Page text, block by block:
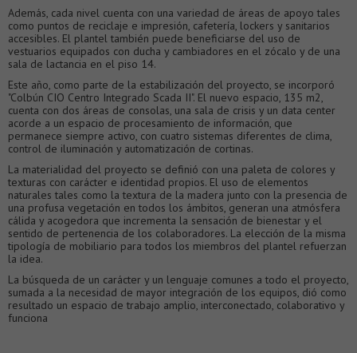
Además, cada nivel cuenta con una variedad de áreas de apoyo tales
como puntos de reciclaje e impresión, cafetería, lockers y sanitarios
accesibles. El plantel también puede beneficiarse del uso de
vestuarios equipados con ducha y cambiadores en el zócalo y de una
sala de lactancia en el piso 14.
Este año, como parte de la estabilización del proyecto, se incorporó
"Colbún CIO Centro Integrado Scada II". El nuevo espacio, 135 m2,
cuenta con dos áreas de consolas, una sala de crisis y un data center
acorde a un espacio de procesamiento de información, que
permanece siempre activo, con cuatro sistemas diferentes de clima,
control de iluminación y automatización de cortinas.
La materialidad del proyecto se definió con una paleta de colores y
texturas con carácter e identidad propios. El uso de elementos
naturales tales como la textura de la madera junto con la presencia de
una profusa vegetación en todos los ámbitos, generan una atmósfera
cálida y acogedora que incrementa la sensación de bienestar y el
sentido de pertenencia de los colaboradores. La elección de la misma
tipología de mobiliario para todos los miembros del plantel refuerzan
la idea.
La búsqueda de un carácter y un lenguaje comunes a todo el proyecto,
sumada a la necesidad de mayor integración de los equipos, dió como
resultado un espacio de trabajo amplio, interconectado, colaborativo y
funciona